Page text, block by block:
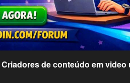
de conteúdo em